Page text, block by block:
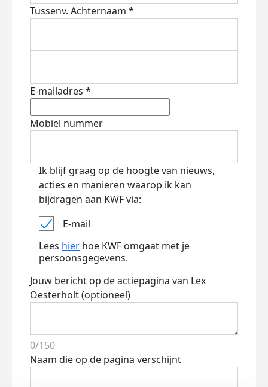
Tussenv. Achternaam *
E-mailadres *
Mobiel nummer
Ik blijf graag op de hoogte van nieuws,
acties en manieren waarop ik kan
bijdragen aan KWF via:
E-mail
Lees hier hoe KWF omgaat met je
persoonsgegevens.
Jouw bericht op de actiepagina van Lex
Oesterholt (optioneel)
0/150
Naam die op de pagina verschijnt